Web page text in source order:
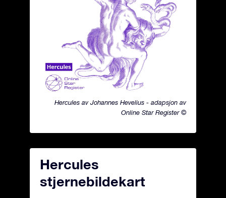
Hercules av Johannes Hevelius - adapsjon av
Online Star Register ©
Hercules
stjernebildekart